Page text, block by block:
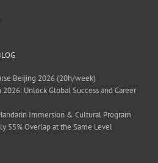
Beijing 2026 (20h/week)
Unlock Global Success and Career
Immersion & Cultural Program
55% Overlap at the Same Level